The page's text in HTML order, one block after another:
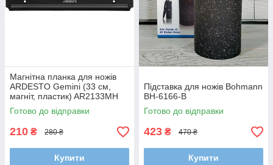
Магнітна планка для ножів
ARDESTO Gemini (33 см,
магніт, пластик) AR2133MH
Готово до відправки
210 ₴ 280 ₴
Купити
Підставка для ножів Bohmann
BH-6166-B
Готово до відправки
423 ₴ 470 ₴
Купити